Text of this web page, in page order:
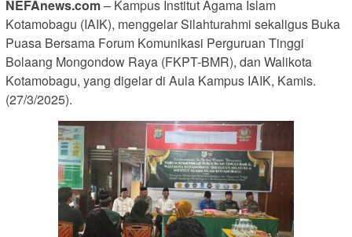
NEFAnews.com– Kampus Institut Agama Islam
Kotamobagu (IAIK), menggelar Silahturahmi sekaligus Buka
Puasa Bersama Forum Komunikasi Perguruan Tinggi
Bolaang Mongondow Raya (FKPT-BMR), dan Walikota
Kotamobagu, yang digelar di Aula Kampus IAIK, Kamis.
(27/3/2025).